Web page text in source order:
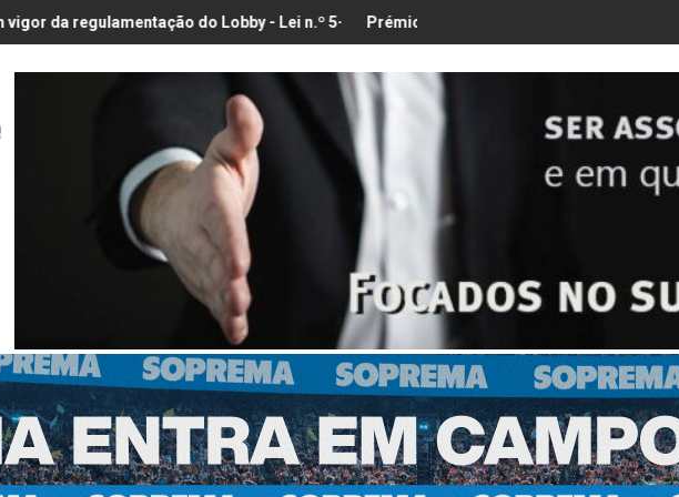
do Lobby - Lei n.º 5-A/2026, de 28 de JaneiroPrémio para a Melhor Exposição de Cerâmica, Banho &